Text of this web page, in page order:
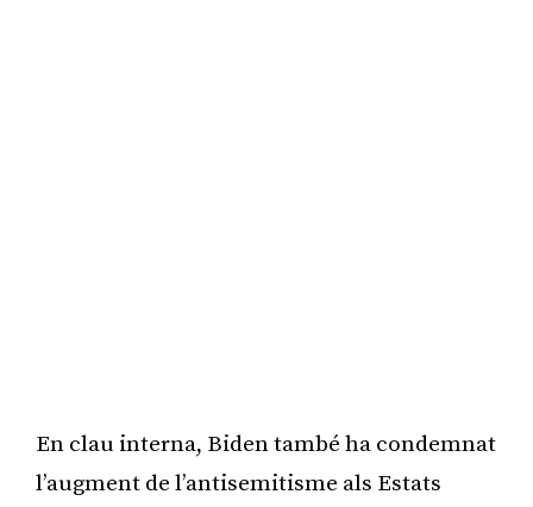
En clau interna, Biden també ha condemnat
l’augment de l’antisemitisme als Estats